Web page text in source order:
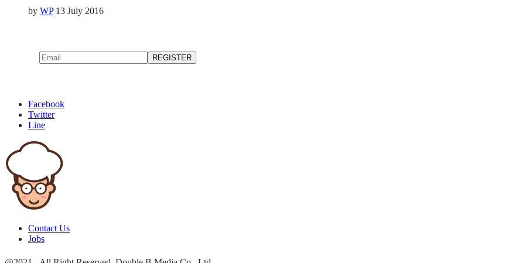
by WP 13 July 2016
Facebook
Twitter
Line
Contact Us
Jobs